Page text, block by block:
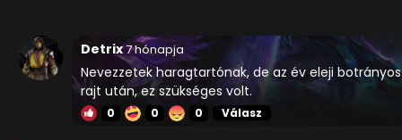
Detrix7 hónapja
Nevezzetek haragtartónak, de az év eleji botrányos
rajt után, ez szükséges volt.
0 0 0 Válasz